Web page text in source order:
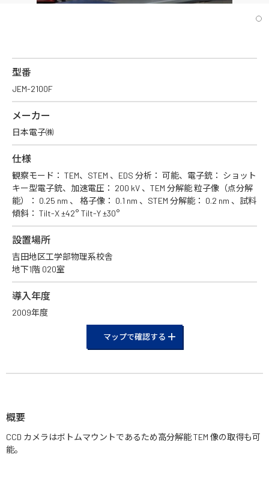
型番
JEM-2100F
メーカー
日本電子㈱
仕様
観察モード： TEM、STEM 、EDS 分析： 可能、電子銃： ショット
キー型電子銃、加速電圧： 200 kV 、TEM 分解能 粒子像（点分解
能）： 0.25 nm 、 格子像： 0.1 nm 、STEM 分解能： 0.2 nm 、試料
傾斜： Tilt-X ±42° Tilt-Y ±30°
設置場所
吉田地区工学部物理系校舎
地下1階 020室
導入年度
2009年度
マップで確認する
概要
CCD カメラはボトムマウントであるため高分解能 TEM 像の取得も可
能。